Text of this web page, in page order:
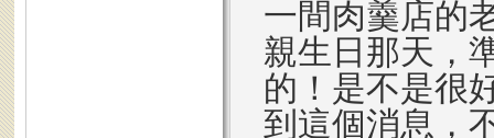
一間肉羹店的
親生日那天，
的！是不是很
到這個消息，